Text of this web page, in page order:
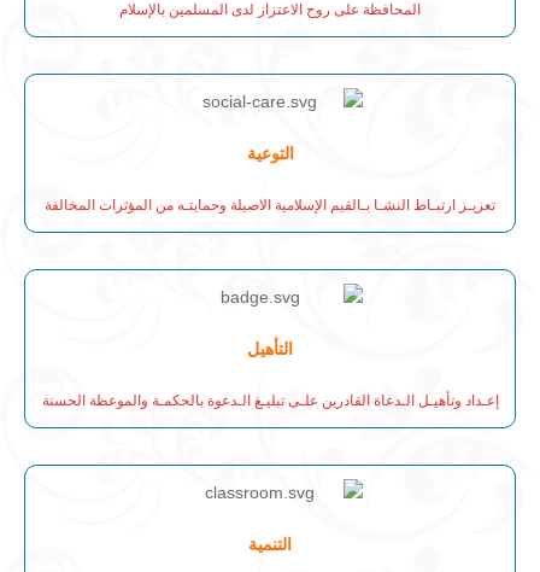
المحافظة على روح الاعتزاز لدى المسلمين بالإسلام
التوعية
تعزيـز ارتبـاط النشـا بـالقيم الإسلامية الاصيلة وحمايتـه من المؤثرات المخالفة
التأهيل
إعـداد وتأهيـل الـدعاة القادرين علـى تبليـغ الـدعوة بالحكمـة والموعظة الحسنة
التنمية